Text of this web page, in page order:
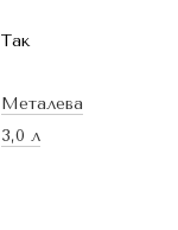
Так
Металева
3,0 л